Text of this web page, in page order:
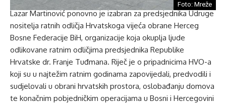
Foto: Mreže
Lazar Martinović ponovno je izabran za predsjednika Udruge
nositelja ratnih odličja Hrvatskoga vijeća obrane Herceg
Bosne Federacije BiH, organizacije koja okuplja ljude
odlikovane ratnim odličjima predsjednika Republike
Hrvatske dr. Franje Tuđmana. Riječ je o pripadnicima HVO-a
koji su u najtežim ratnim godinama zapovijedali, predvodili i
sudjelovali u obrani hrvatskih prostora, oslobađanju domova
te konačnim pobjedničkim operacijama u Bosni i Hercegovini